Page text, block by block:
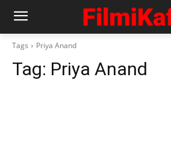
Tags Priya Anand
Tag: Priya Anand